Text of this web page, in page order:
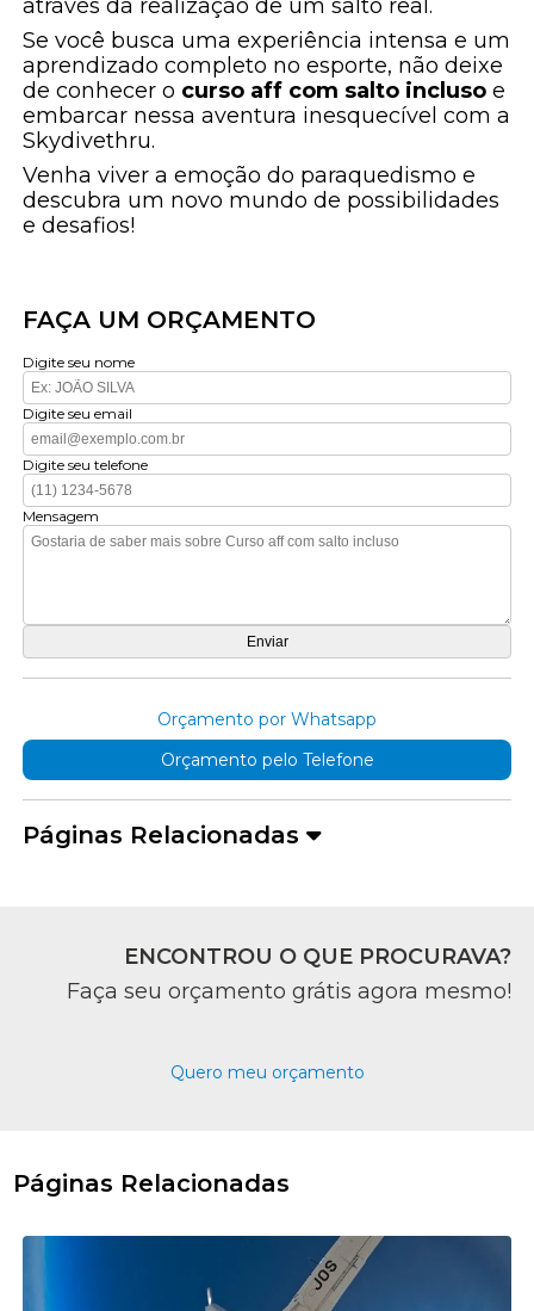
através da realização de um salto real.
Se você busca uma experiência intensa e um
aprendizado completo no esporte, não deixe
de conhecer o curso aff com salto incluso e
embarcar nessa aventura inesquecível com a
Skydivethru.
Venha viver a emoção do paraquedismo e
descubra um novo mundo de possibilidades
e desafios!
FAÇA UM ORÇAMENTO
Digite seu nome
Digite seu email
Digite seu telefone
Mensagem
Orçamento por Whatsapp
Orçamento pelo Telefone
Páginas Relacionadas
ENCONTROU O QUE PROCURAVA?
Faça seu orçamento grátis agora mesmo!
Quero meu orçamento
Páginas Relacionadas